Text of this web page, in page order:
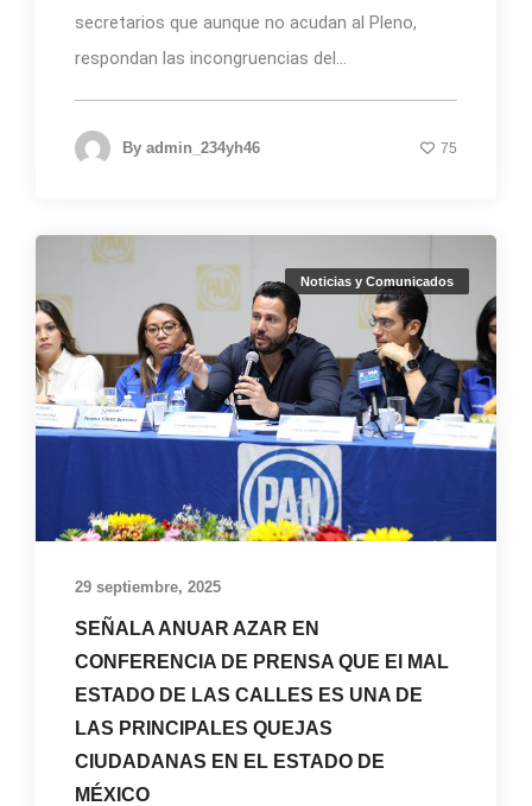
secretarios que aunque no acudan al Pleno,
respondan las incongruencias del...
By admin_234yh46 75
Noticias y Comunicados
29 septiembre, 2025
SEÑALA ANUAR AZAR EN
CONFERENCIA DE PRENSA QUE El MAL
ESTADO DE LAS CALLES ES UNA DE
LAS PRINCIPALES QUEJAS
CIUDADANAS EN EL ESTADO DE
MÉXICO